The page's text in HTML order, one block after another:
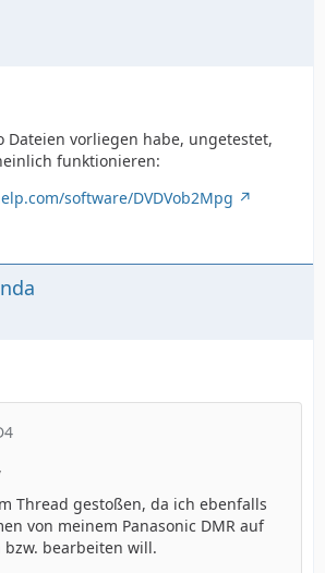
Dateien vorliegen habe, ungetestet,
funktionieren:
software/DVDVob2Mpg
Thread gestoßen, da ich ebenfalls
von meinem Panasonic DMR auf
bzw. bearbeiten will.